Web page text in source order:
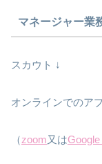
マネージャー業
スカウト ↓
オンラインでのア
（zoom又は